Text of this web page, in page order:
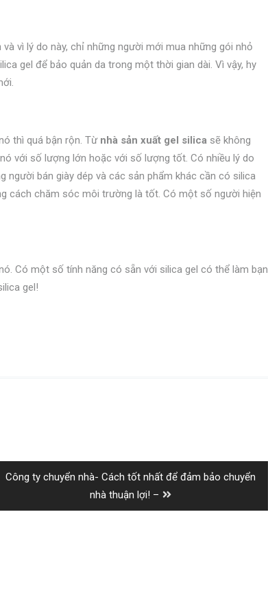
vì lý do này, chỉ những người mới mua những gói nhỏ
gel để bảo quản da trong một thời gian dài. Vì vậy, hy
thì quá bận rộn. Từ nhà sản xuất gel silica sẽ không
với số lượng lớn hoặc với số lượng tốt. Có nhiều lý do
bán giày dép và các sản phẩm khác cần có silica
cách chăm sóc môi trường là tốt. Có một số người hiện
Có một số tính năng có sẵn với silica gel có thể làm bạn
gel!
Next
Công ty chuyển nhà- Cách tốt nhất để đảm bảo chuyển
nhà thuận lợi! –